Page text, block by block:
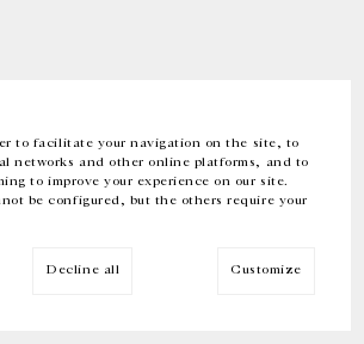
to facilitate your navigation on the site, to
networks and other online platforms, and to
to improve your experience on our site.
be configured, but the others require your
Decline all Customize
Instagram